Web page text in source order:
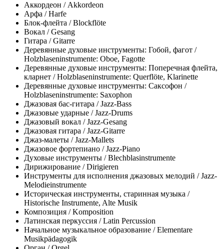
Аккордеон / Akkordeon
Арфа / Harfe
Блок-флейта / Blockflöte
Вокал / Gesang
Гитара / Gitarre
Деревянные духовые инструменты: Гобой, фагот /
Holzblaseninstrumente: Oboe, Fagotte
Деревянные духовые инструменты: Поперечная флейта,
кларнет / Holzblaseninstrumente: Querflöte, Klarinette
Деревянные духовые инструменты: Саксофон /
Holzblaseninstrumente: Saxophon
Джазовая бас-гитара / Jazz-Bass
Джазовые ударные / Jazz-Drums
Джазовый вокал / Jazz-Gesang
Джазовая гитара / Jazz-Gitarre
Джаз-малеты / Jazz-Mallets
Джазовое фортепиано / Jazz-Piano
Духовые инструменты / Blechblasinstrumente
Дирижирование / Dirigieren
Инструменты для исполнения джазовых мелодий / Jazz-
Melodieinstrumente
Историческая инструменты, старинная музыка /
Historische Instrumente, Alte Musik
Композиция / Komposition
Латинская перкуссия / Latin Percussion
Начальное музыкальное образование / Elementare
Musikpädagogik